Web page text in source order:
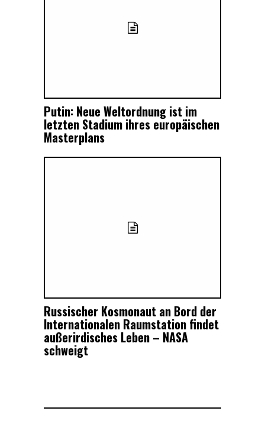
Putin: Neue Weltordnung ist im
letzten Stadium ihres europäischen
Masterplans
Russischer Kosmonaut an Bord der
Internationalen Raumstation findet
außerirdisches Leben – NASA
schweigt